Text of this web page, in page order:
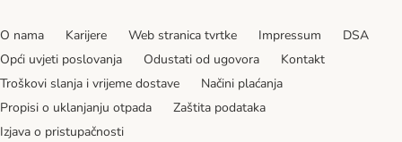
O nama Karijere Web stranica tvrtke Impressum
DSA
Opći uvjeti poslovanja
Odustati od ugovora
Kontakt
Troškovi slanja i vrijeme dostave
Načini plaćanja
Propisi o uklanjanju otpada
Zaštita podataka
Izjava o pristupačnosti